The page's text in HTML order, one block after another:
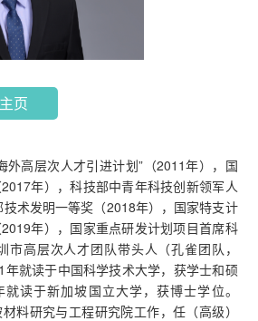
页
外高层次人才引进计划”（2011年），国
年），科技部中青年科技创新领军人
术发明一等奖（2018年），国家特支计
年），国家重点研发计划项目首席科
市高层次人才团队带头人（孔雀团队，
就读于中国科学技术大学，获学士和硕
读于新加坡国立大学，获博士学位。
料研究与工程研究院工作，任（高级）